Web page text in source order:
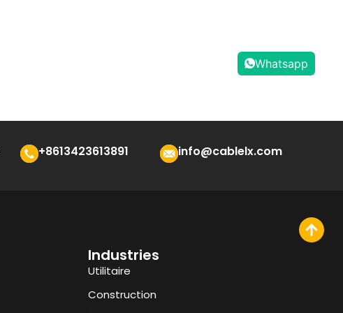
+8613423613891 info@cablelx.com
Industries
Utilitaire
Construction
Whatsapp